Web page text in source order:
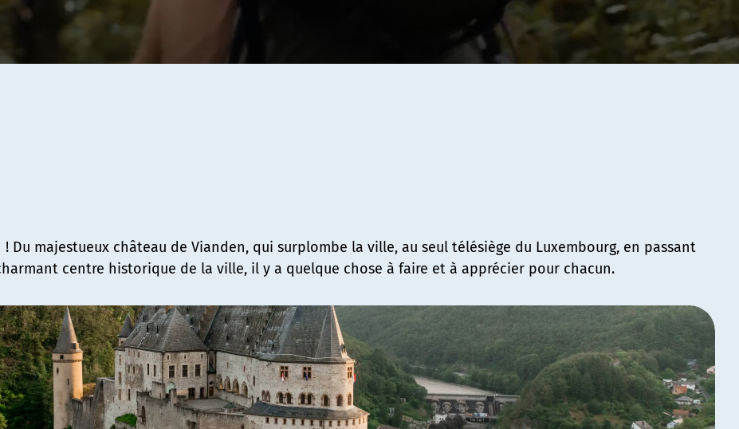
Du majestueux château de Vianden, qui surplombe la ville, au seul télésiège du Luxembourg, en passant
centre historique de la ville, il y a quelque chose à faire et à apprécier pour chacun.